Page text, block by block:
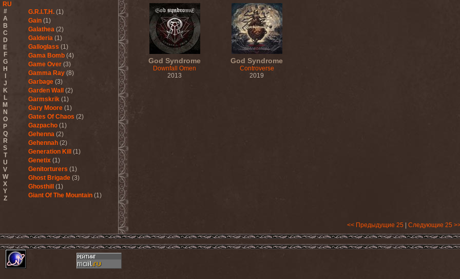
RU
#
A
B
C
D
E
F
G
H
J
K
L
M
N
O
P
Q
R
S
T
U
V
W
X
Y
Z
G.R.I.T.H. (1)
Gain (1)
Galathea (2)
Galderia (1)
Galloglass (1)
Gama Bomb (4)
Game Over (3)
Gamma Ray (8)
Garbage (3)
Garden Wall
(2)
Garmskrik (1)
Gary Moore (1)
Gates Of Chaos (2)
Gazpacho (1)
Gehenna (2)
Gehennah (2)
Generation Kill
(1)
Genetix (1)
Genitorturers (1)
Ghost Brigade (3)
Ghosthill
(1)
Giant Of The Mountain (1)
Glenn Hughes (2)
Glittertind (2)
(1)
God Syndrome
Downfall Omen
2013
God Syndrome
Controverse
2019
<< Предыдущие 25 Следующие 25